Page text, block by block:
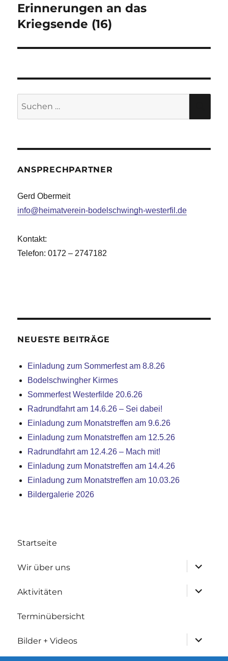
Nächster
Beitrag:
Erinnerungen an das
Kriegsende (16)
ANSPRECHPARTNER
Gerd Obermeit
info@heimatverein-bodelschwingh-westerfil.de
Kontakt:
Telefon: 0172 – 2747182
NEUESTE BEITRÄGE
Einladung zum Sommerfest am 8.8.26
Bodelschwingher Kirmes
Sommerfest Westerfilde 20.6.26
Radrundfahrt am 14.6.26 – Sei dabei!
Einladung zum Monatstreffen am 9.6.26
Einladung zum Monatstreffen am 12.5.26
Radrundfahrt am 12.4.26 – Mach mit!
Einladung zum Monatstreffen am 14.4.26
Einladung zum Monatstreffen am 10.03.26
Bildergalerie 2026
Startseite
Wir über uns
Aktivitäten
Terminübersicht
Bilder + Videos